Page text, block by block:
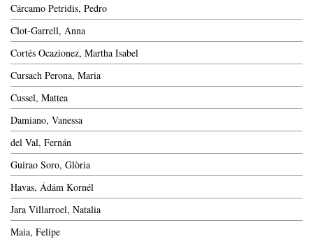
Cárcamo Petridis, Pedro
Clot-Garrell, Anna
Cortés Ocazionez, Martha Isabel
Cursach Perona, Maria
Cussel, Mattea
Damiano, Vanessa
del Val, Fernán
Guirao Soro, Glòria
Havas, Ádám Kornél
Jara Villarroel, Natalia
Maia, Felipe